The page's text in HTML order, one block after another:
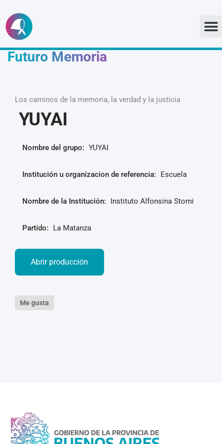
Ir
al
contenido
Futuro Memoria
Los caminos de la memoria, la verdad y la justicia
YUYAI
Nombre del grupo: YUYAI
Institución u organizacion de referencia: Escuela
Nombre de la Institución: Instituto Alfonsina Storni
Partido: La Matanza
Abrir producción
Me gusta